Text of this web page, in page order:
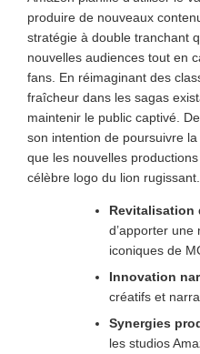
produire de nouveaux
stratégie à double tranchant
nouvelles audiences tout en
fans. En réimaginant des
fraîcheur dans les sagas
maintenir le public captivé.
son intention de poursuivre
que les nouvelles
célèbre logo du lion rugissant.
Revitalisation
d’apporter une
iconiques de
Innovation
créatifs et
Synergies
les studios